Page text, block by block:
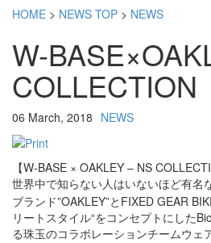
HOME > NEWS TOP > NEWS
W-
COLLECTION
06 March, 2018 NEWS
【W-BASE × OAKLEY – NS
世界中で知らない人はいないほど有名
ブランド”OAKLEY”とFIXED GEAR
リートスタイル“をコンセプトにした
る珠玉のコラボレーションチームウェ